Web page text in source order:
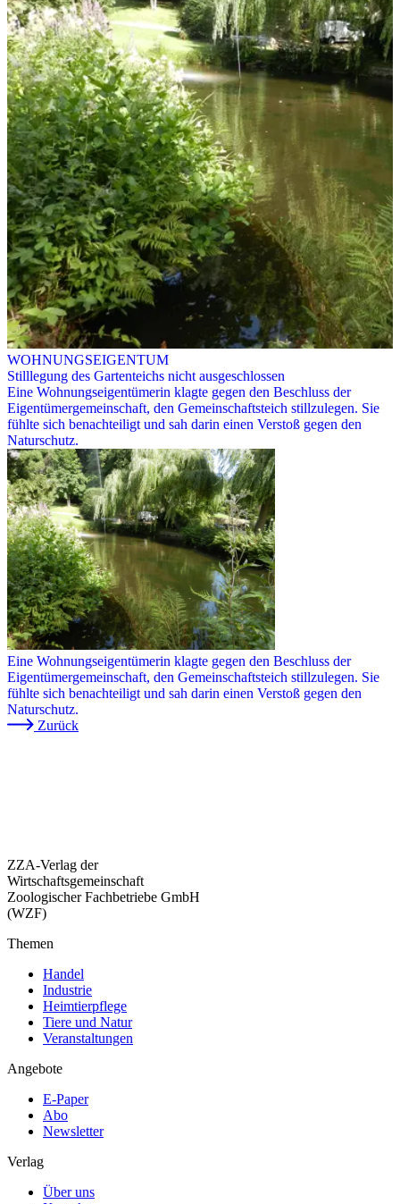
WOHNUNGSEIGENTUM
Stilllegung des Gartenteichs nicht ausgeschlossen
Eine Wohnungseigentümerin klagte gegen den Beschluss der
Eigentümergemeinschaft, den Gemeinschaftsteich stillzulegen. Sie
fühlte sich benachteiligt und sah darin einen Verstoß gegen den
Naturschutz.
Eine Wohnungseigentümerin klagte gegen den Beschluss der
Eigentümergemeinschaft, den Gemeinschaftsteich stillzulegen. Sie
fühlte sich benachteiligt und sah darin einen Verstoß gegen den
Naturschutz.
Zurück
ZZA-Verlag der
Wirtschaftsgemeinschaft
Zoologischer Fachbetriebe GmbH
(WZF)
Themen
Handel
Industrie
Heimtierpflege
Tiere und Natur
Veranstaltungen
Angebote
E-Paper
Abo
Newsletter
Verlag
Über uns